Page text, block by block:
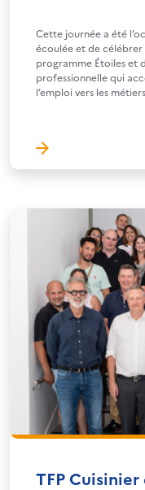
Cette journée a été
écoulée et de célébrer
programme Étoiles et
professionnelle qui
l’emploi vers les
TFP